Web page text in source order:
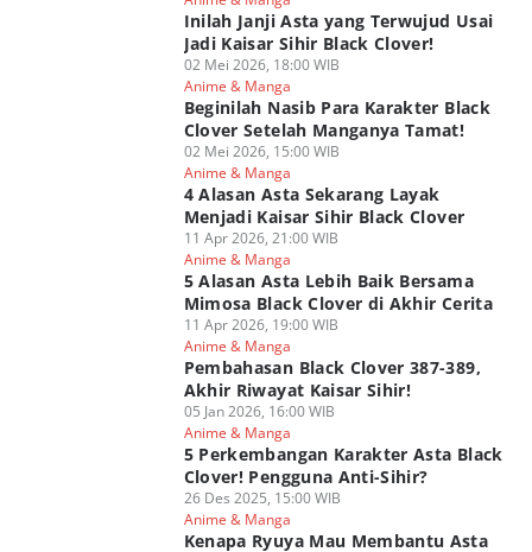
Inilah Janji Asta yang Terwujud Usai
Jadi Kaisar Sihir Black Clover!
02 Mei 2026, 18:00 WIB
Anime & Manga
Beginilah Nasib Para Karakter Black
Clover Setelah Manganya Tamat!
02 Mei 2026, 15:00 WIB
Anime & Manga
4 Alasan Asta Sekarang Layak
Menjadi Kaisar Sihir Black Clover
11 Apr 2026, 21:00 WIB
Anime & Manga
5 Alasan Asta Lebih Baik Bersama
Mimosa Black Clover di Akhir Cerita
11 Apr 2026, 19:00 WIB
Anime & Manga
Pembahasan Black Clover 387-389,
Akhir Riwayat Kaisar Sihir!
05 Jan 2026, 16:00 WIB
Anime & Manga
5 Perkembangan Karakter Asta Black
Clover! Pengguna Anti-Sihir?
26 Des 2025, 15:00 WIB
Anime & Manga
Kenapa Ryuya Mau Membantu Asta